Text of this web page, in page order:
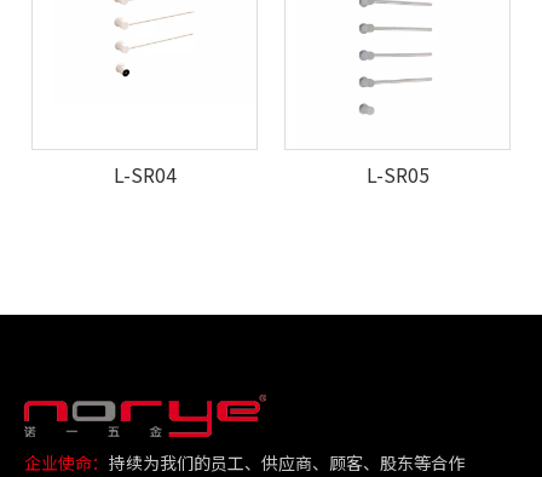
L-SR04 L-SR05
企业使命： 持续为我们的员工、供应商、顾客、股东等合作